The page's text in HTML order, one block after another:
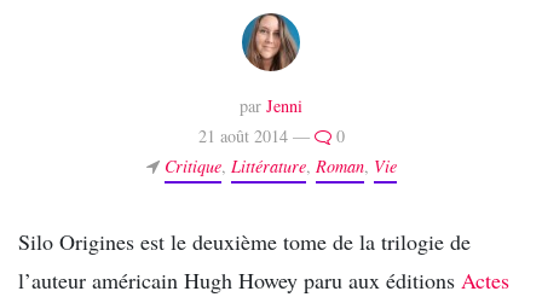
par Jenni
21 août 2014 —
0
Critique, Littérature, Roman, Vie
Silo Origines est le deuxième tome de la trilogie de
l’auteur américain Hugh Howey paru aux éditions Actes